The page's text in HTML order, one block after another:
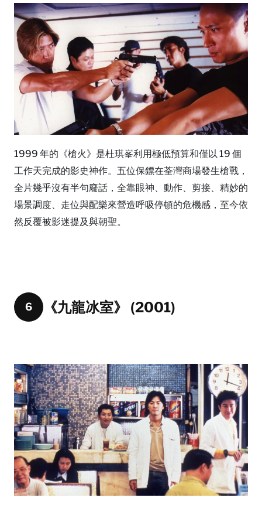
1999 年的《槍火》是杜琪峯利用極低預算和僅以 19 個
工作天完成的影史神作。五位保鏢在荃灣商場發生槍戰，
全片幾乎沒有半句廢話，全靠眼神、動作、剪接、精妙的
場景調度、走位與配樂來營造呼吸停頓的危機感，至今依
然反覆被影迷提及與朝聖。
6 《九龍冰室》 (2001)